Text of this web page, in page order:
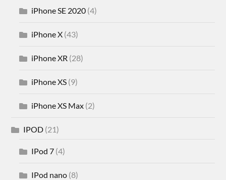
iPhone SE 2020 (4)
iPhone X (43)
iPhone XR (28)
iPhone XS (9)
iPhone XS Max (2)
IPOD (21)
IPod 7 (4)
IPod nano (8)